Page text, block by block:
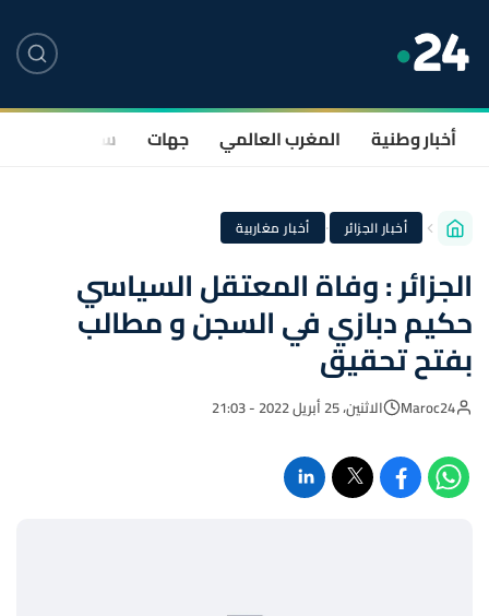
أخبار وطنية المغرب العالمي جهات سياسة
أخبار الجزائر · أخبار مغاربية
الجزائر : وفاة المعتقل السياسي
حكيم دبازي في السجن و مطالب
بفتح تحقيق
Maroc24 الاثنين، 25 أبريل 2022 - 21:03